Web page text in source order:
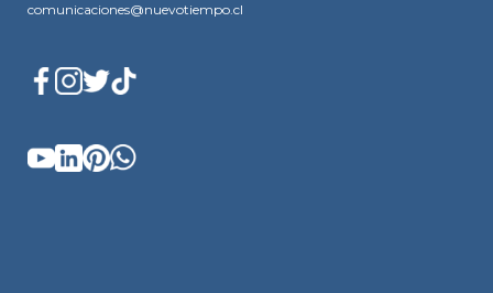
comunicaciones@nuevotiempo.cl